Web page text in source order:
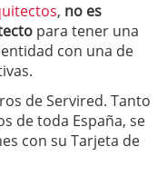
, no es
para tener una
con una de
de Servired. Tanto
de toda España, se
con su Tarjeta de